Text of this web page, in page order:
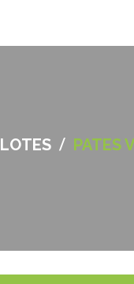
LOTES / PATES